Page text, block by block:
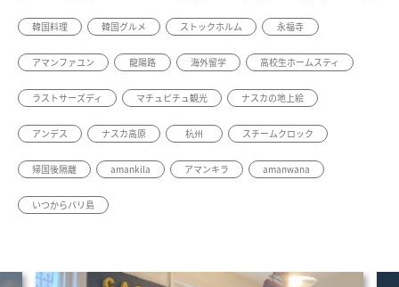
韓国料理 韓国グルメ ストックホルム 永福寺
アマンファユン 龍陽路 海外留学 高校生ホームスティ
ラストサーズディ マチュピチュ観光 ナスカの地上絵
アンデス ナスカ高原 杭州 スチームクロック
帰国後隔離 amankila アマンキラ amanwana
いつからバリ島